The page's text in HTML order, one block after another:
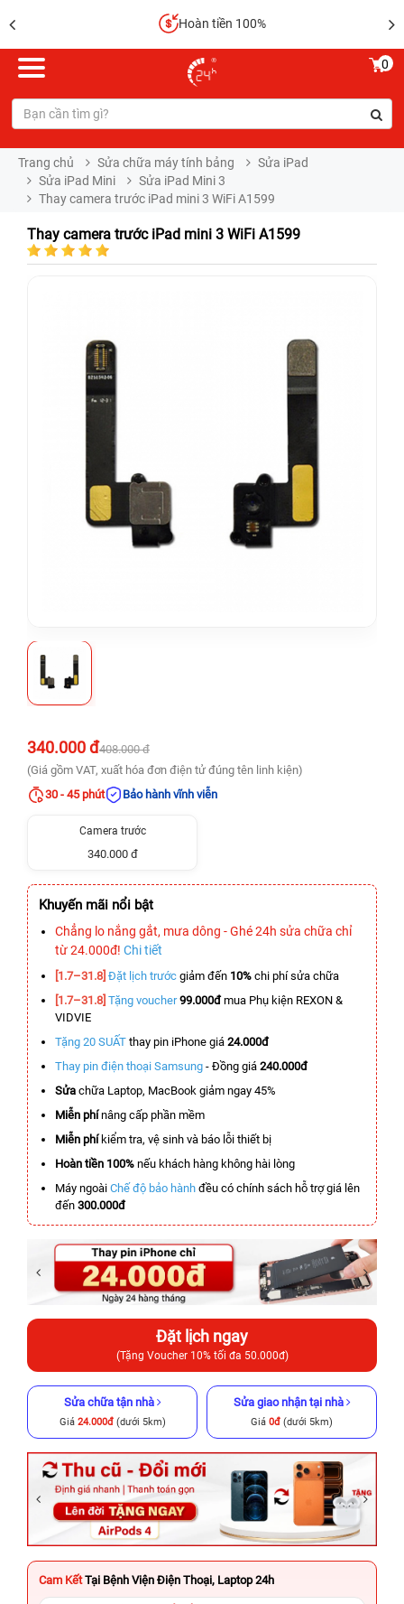
Hoàn tiền 100%
0
Trang chủ Sửa chữa máy tính bảng
Sửa iPad
Sửa iPad Mini
Sửa iPad Mini 3
Thay camera trước iPad mini 3 WiFi A1599
Thay camera trước iPad mini 3 WiFi A1599
340.000 đ408.000 đ
(Giá gồm VAT, xuất hóa đơn điện tử đúng tên linh kiện)
30 - 45 phút
Bảo hành vĩnh viễn
Camera trước
340.000 đ
Khuyến mãi nổi bật
Chẳng lo nắng gắt, mưa dông - Ghé 24h sửa chữa chỉ
từ 24.000đ! Chi tiết
[1.7–31.8] Đặt lịch trước giảm đến 10% chi phí sửa chữa
[1.7–31.8] Tặng voucher 99.000đmua Phụ kiện REXON &
VIDVIE
Tặng 20 SUẤT thay pin iPhone giá 24.000đ
Thay pin điện thoại Samsung - Đồng giá 240.000đ
Sửa chữa Laptop, MacBook giảm ngay 45%
Miễn phínâng cấp phần mềm
Miễn phíkiểm tra, vệ sinh và báo lỗi thiết bị
Hoàn tiền 100% nếu khách hàng không hài lòng
Máy ngoài Chế độ bảo hành đều có chính sách hỗ trợ giá lên
đến 300.000đ
Đặt lịch ngay
(Tặng Voucher 10% tối đa 50.000đ)
Sửa chữa tận nhà
Giá 24.000đ(dưới 5km)
Sửa giao nhận tại nhà
Giá 0đ (dưới 5km)
Cam Kết Tại Bệnh Viện Điện Thoại, Laptop 24h